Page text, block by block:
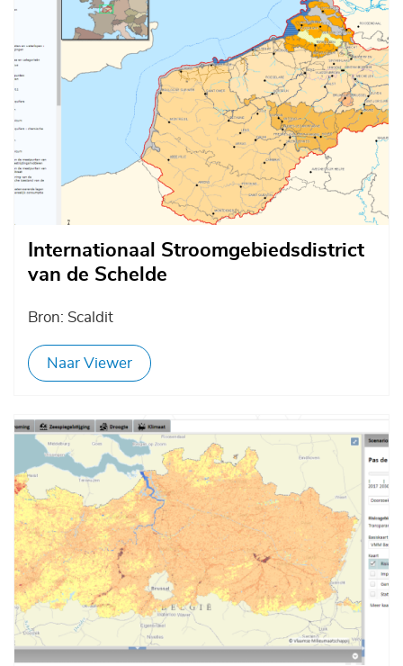
Internationaal Stroomgebiedsdistrict
van de Schelde
Bron: Scaldit
Naar Viewer
Afbeelding